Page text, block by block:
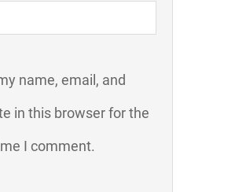
name, email, and
in this browser for the
I comment.